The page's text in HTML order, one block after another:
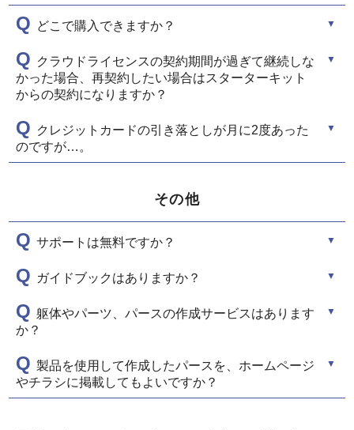
Q どこで購入できますか？
Q クラウドライセンスの契約期間が過ぎて継続しな
かった場合、再契約したい場合はスターターキット
からの契約になりますか？
Q クレジットカードの引き落としが月に2度あった
のですが…。
その他
Q サポートは無料ですか？
Q ガイドブックはありますか？
Q 躯体やパーツ、パースの作成サービスはあります
か？
Q 製品を使用して作成したパースを、ホームページ
やチラシに掲載してもよいですか？